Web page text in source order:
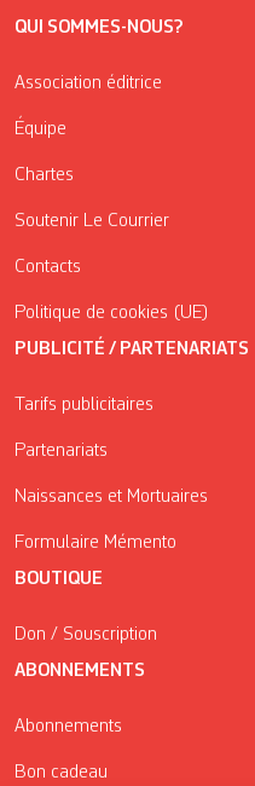
QUI SOMMES-NOUS?
Association éditrice
Équipe
Chartes
Soutenir Le Courrier
Contacts
Politique de cookies (UE)
PUBLICITÉ / PARTENARIATS
Tarifs publicitaires
Partenariats
Naissances et Mortuaires
Formulaire Mémento
BOUTIQUE
Don / Souscription
ABONNEMENTS
Abonnements
Bon cadeau